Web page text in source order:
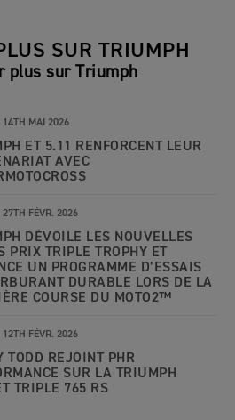
SUR TRIUMPH
plus sur Triumph
14TH MAI 2026
ET 5.11 RENFORCENT LEUR
AVEC
27TH FÉVR. 2026
DÉVOILE LES NOUVELLES
PRIX TRIPLE TROPHY ET
UN PROGRAMME D’ESSAIS
DURABLE LORS DE LA
COURSE DU MOTO2™
12TH FÉVR. 2026
TODD REJOINT PHR
SUR LA TRIUMPH
TRIPLE 765 RS